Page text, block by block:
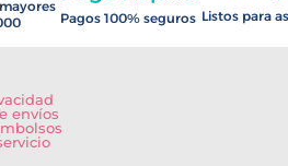
Pagos 100% seguros Listos para
envíos